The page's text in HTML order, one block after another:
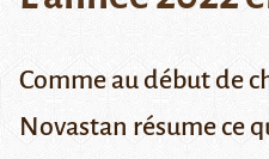
Comme au début de
Novastan résume ce